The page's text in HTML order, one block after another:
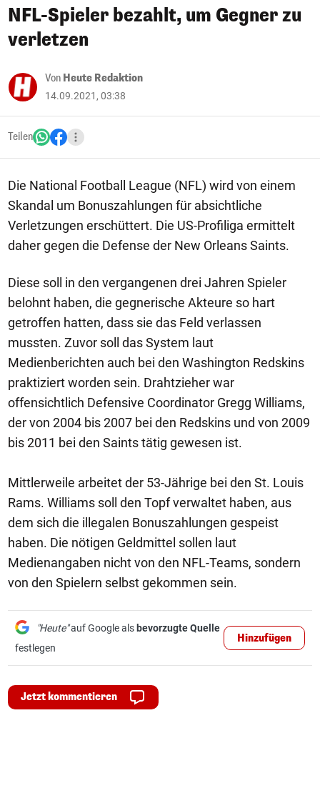
NFL-Spieler bezahlt, um Gegner zu
verletzen
Von Heute Redaktion
14.09.2021, 03:38
Teilen
Die National Football League (NFL) wird von einem
Skandal um Bonuszahlungen für absichtliche
Verletzungen erschüttert. Die US-Profiliga ermittelt
daher gegen die Defense der New Orleans Saints.
Diese soll in den vergangenen drei Jahren Spieler
belohnt haben, die gegnerische Akteure so hart
getroffen hatten, dass sie das Feld verlassen
mussten. Zuvor soll das System laut
Medienberichten auch bei den Washington Redskins
praktiziert worden sein. Drahtzieher war
offensichtlich Defensive Coordinator Gregg Williams,
der von 2004 bis 2007 bei den Redskins und von 2009
bis 2011 bei den Saints tätig gewesen ist.
Mittlerweile arbeitet der 53-Jährige bei den St. Louis
Rams. Williams soll den Topf verwaltet haben, aus
dem sich die illegalen Bonuszahlungen gespeist
haben. Die nötigen Geldmittel sollen laut
Medienangaben nicht von den NFL-Teams, sondern
von den Spielern selbst gekommen sein.
"Heute"auf Google als bevorzugte Quelle
festlegen
Hinzufügen
Jetzt kommentieren